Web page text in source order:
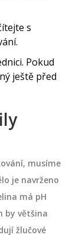
s
Pokud
ještě před
musíme
je navrženo
má pH
by většina
žlučové